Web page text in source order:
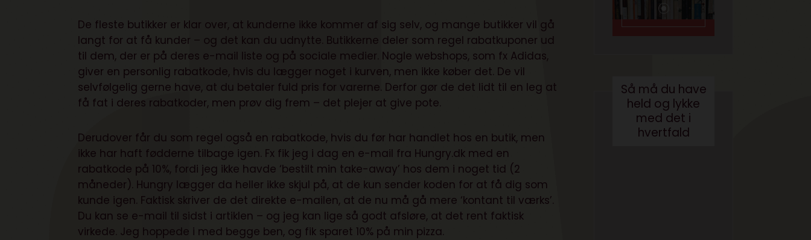
De fleste butikker er klar over, at kunderne ikke kommer af sig selv, og mange butikker vil gå
langt for at få kunder – og det kan du udnytte. Butikkerne deler som regel rabatkuponer ud
til dem, der er på deres e-mail liste og på sociale medier. Nogle webshops, som fx Adidas,
giver en personlig rabatkode, hvis du lægger noget i kurven, men ikke køber det. De vil
selvfølgelig gerne have, at du betaler fuld pris for varerne. Derfor gør de det lidt til en leg at
få fat i deres rabatkoder, men prøv dig frem – det plejer at give pote.
Derudover får du som regel også en rabatkode, hvis du før har handlet hos en butik, men
ikke har haft fødderne tilbage igen. Fx fik jeg i dag en e-mail fra Hungry.dk med en
rabatkode på 10%, fordi jeg ikke havde ‘bestilt min take-away’ hos dem i noget tid (2
måneder). Hungry lægger da heller ikke skjul på, at de kun sender koden for at få dig som
kunde igen. Faktisk skriver de det direkte e-mailen, at de nu må gå mere ‘kontant til værks’.
Du kan se e-mail til sidst i artiklen – og jeg kan lige så godt afsløre, at det rent faktisk
virkede. Jeg hoppede i med begge ben, og fik sparet 10% på min pizza.
Så må du have
held og lykke
med det i
hvertfald